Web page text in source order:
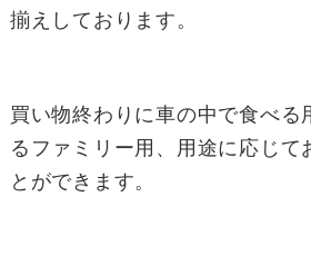
揃えしております。
買い物終わりに車の中で食べる
るファミリー用、用途に応じて
とができます。